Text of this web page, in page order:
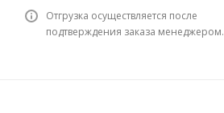
Отгрузка осуществляется после
подтверждения заказа менеджером.